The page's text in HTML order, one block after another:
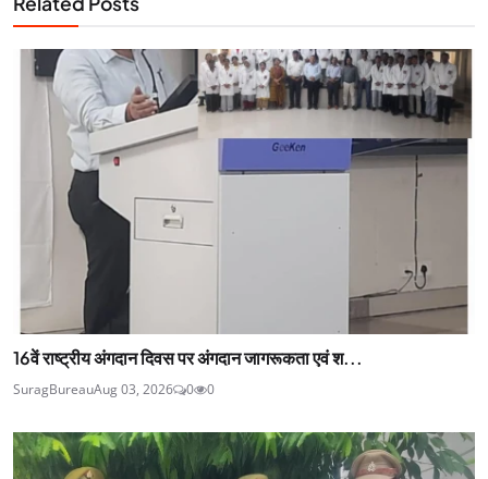
16वें राष्ट्रीय अंगदान दिवस पर अंगदान जागरूकता एवं श...
SuragBureauAug 03, 2026 0 0